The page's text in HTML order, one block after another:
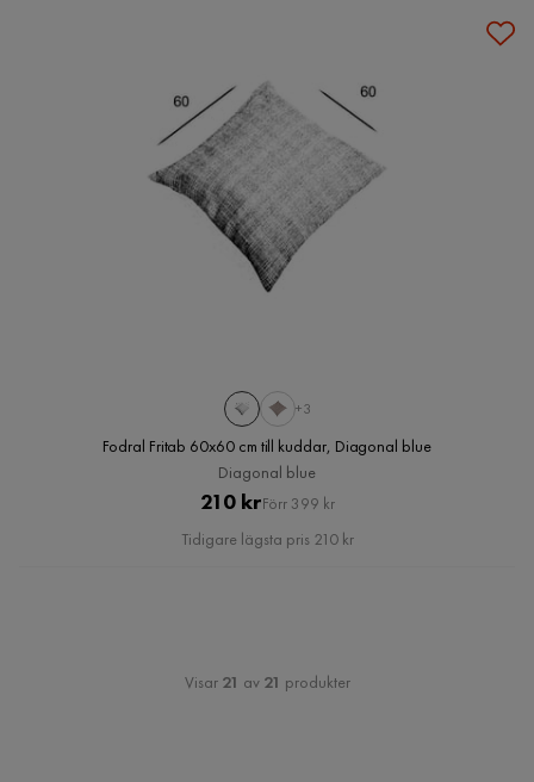
+3
Fodral Fritab 60x60 cm till kuddar, Diagonal blue
Diagonal blue
Pris
210 krOriginal
Pris
Förr 399 kr
Tidigare lägsta pris 210 kr
Visar 21 av 21 produkter